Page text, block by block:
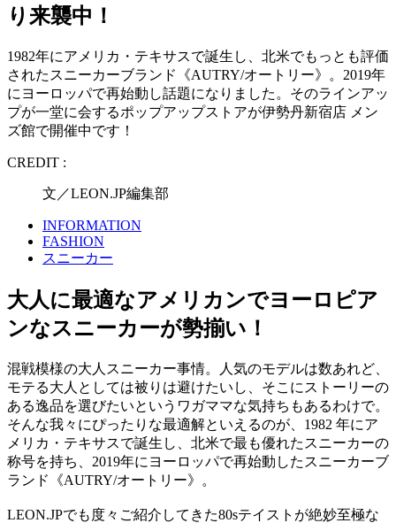
り来襲中！
1982年にアメリカ・テキサスで誕生し、北米でもっとも評価
されたスニーカーブランド《AUTRY/オートリー》。2019年
にヨーロッパで再始動し話題になりました。そのラインアッ
プが一堂に会するポップアップストアが伊勢丹新宿店 メン
ズ館で開催中です！
CREDIT :
文／LEON.JP編集部
INFORMATION
FASHION
スニーカー
大人に最適なアメリカンでヨーロピア
ンなスニーカーが勢揃い！
混戦模様の大人スニーカー事情。人気のモデルは数あれど、
モテる大人としては被りは避けたいし、そこにストーリーの
ある逸品を選びたいというワガママな気持ちもあるわけで。
そんな我々にぴったりな最適解といえるのが、1982 年にア
メリカ・テキサスで誕生し、北米で最も優れたスニーカーの
称号を持ち、2019年にヨーロッパで再始動したスニーカーブ
ランド《AUTRY/オートリー》。
LEON.JPでも度々ご紹介してきた80sテイストが絶妙至極な